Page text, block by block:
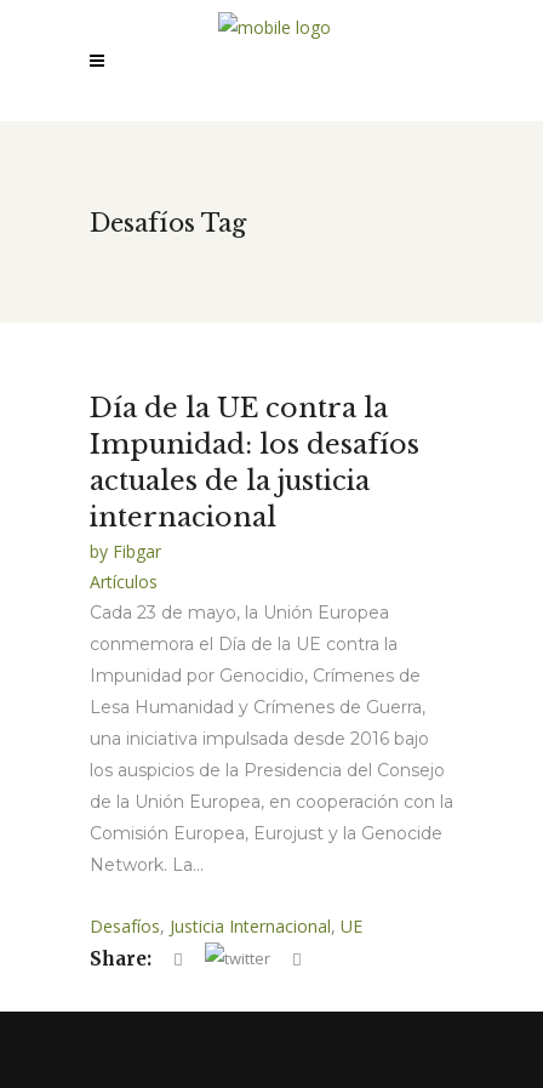
Desafíos Tag
Día de la UE contra la
Impunidad: los desafíos
actuales de la justicia
internacional
by Fibgar
Artículos
Cada 23 de mayo, la Unión Europea
conmemora el Día de la UE contra la
Impunidad por Genocidio, Crímenes de
Lesa Humanidad y Crímenes de Guerra,
una iniciativa impulsada desde 2016 bajo
los auspicios de la Presidencia del Consejo
de la Unión Europea, en cooperación con la
Comisión Europea, Eurojust y la Genocide
Network. La...
Desafíos, Justicia Internacional, UE
Share: